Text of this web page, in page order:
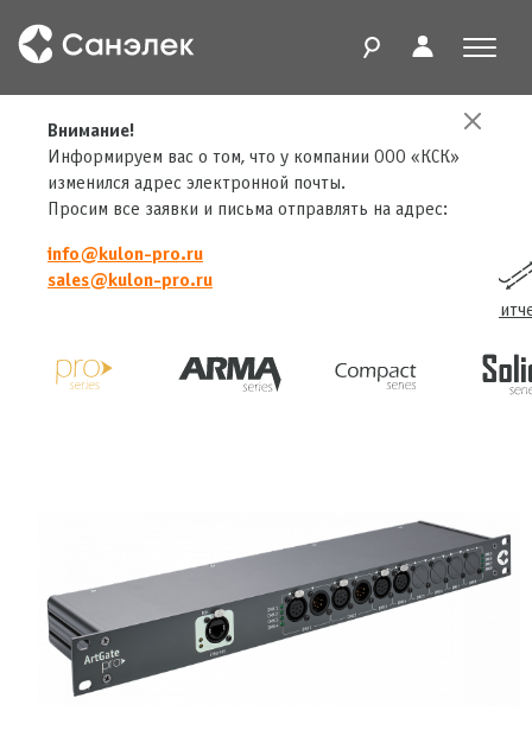
Внимание!
Информируем вас о том, что у компании ООО «КСК»
изменился адрес электронной почты.
Просим все заявки и письма отправлять на адрес:
info@kulon-pro.ru
sales@kulon-pro.ru
Главная Продукты